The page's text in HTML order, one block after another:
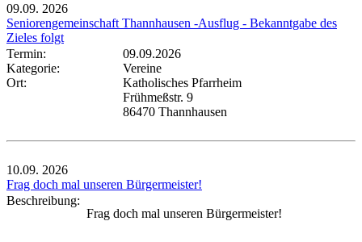
09.09. 2026
Seniorengemeinschaft Thannhausen -Ausflug - Bekanntgabe des
Zieles folgt
Termin:
09.09.2026
Kategorie:
Vereine
Ort:
Katholisches Pfarrheim
Frühmeßstr. 9
86470 Thannhausen
10.09. 2026
Frag doch mal unseren Bürgermeister!
Beschreibung:
Frag doch mal unseren Bürgermeister!